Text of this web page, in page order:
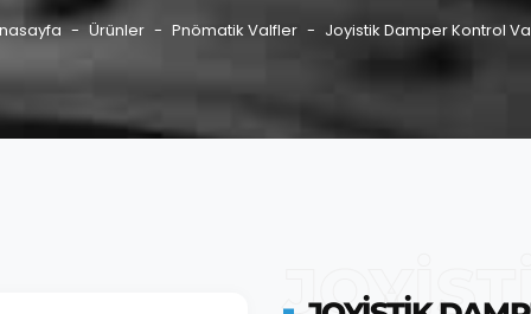
Ürünler Pnömatik Valfler Joyistik Damper Kontrol